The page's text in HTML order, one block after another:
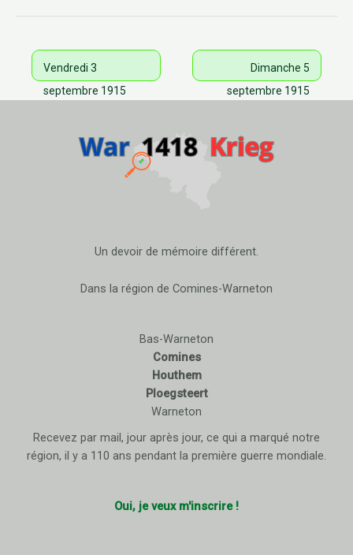
Vendredi 3
septembre 1915
Dimanche 5
septembre 1915
Un devoir de mémoire différent.
Dans la région de Comines-Warneton
Bas-Warneton
Comines
Houthem
Ploegsteert
Warneton
Recevez par mail, jour après jour, ce qui a marqué notre
région, il y a 110 ans pendant la première guerre mondiale.
Oui, je veux m'inscrire !